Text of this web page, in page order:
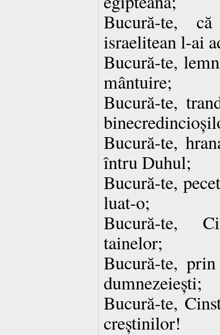
Bucură-te,
israelitean l-ai
Bucură-te,
mântuire;
Bucură-te,
Bucură-te,
întru Duhul;
Bucură-te,
luat-o;
Bucură-te,
tainelor;
Bucură-te,
dumnezeiești;
Bucură-te,
creștinilor!